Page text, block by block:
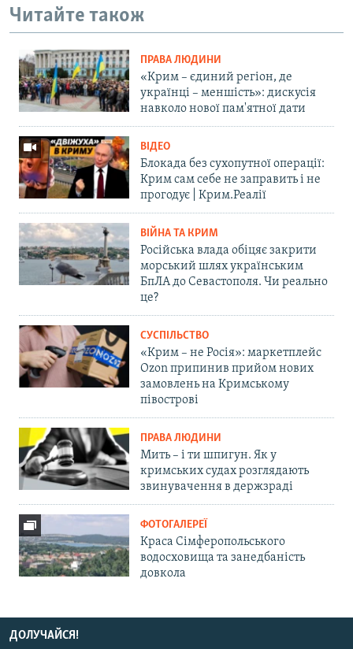
Читайте також
ПРАВА ЛЮДИНИ
«Крим – єдиний регіон, де
українці – меншість»: дискусія
навколо нової пам'ятної дати
ВІДЕО
Блокада без сухопутної операції:
Крим сам себе не заправить і не
прогодує | Крим.Реалії
ВІЙНА ТА КРИМ
Російська влада обіцяє закрити
морський шлях українським
БпЛА до Севастополя. Чи реально
це?
СУСПІЛЬСТВО
«Крим – не Росія»: маркетплейс
Ozon припинив прийом нових
замовлень на Кримському
півострові
ПРАВА ЛЮДИНИ
Мить – і ти шпигун. Як у
кримських судах розглядають
звинувачення в держзраді
ФОТОГАЛЕРЕЇ
Краса Сімферопольського
водосховища та занедбаність
довкола
ДОЛУЧАЙСЯ!